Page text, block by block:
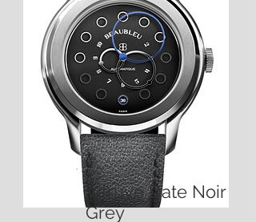
Vitruve Date Noir
Grey